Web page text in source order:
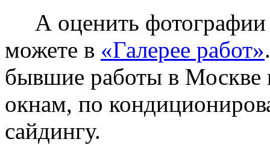
А оценить фотографии
можете в «Галерее работ»
бывшие работы в Москве
окнам, по
сайдингу.